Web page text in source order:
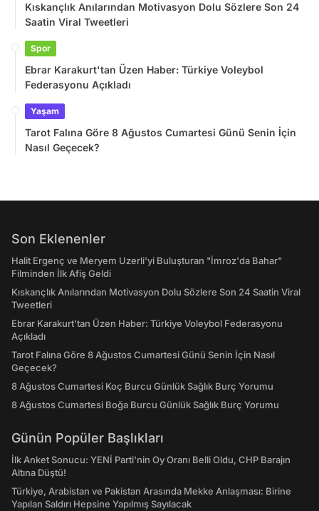
Kıskançlık Anılarından Motivasyon Dolu Sözlere Son 24
Saatin Viral Tweetleri
Spor
Ebrar Karakurt'tan Üzen Haber: Türkiye Voleybol
Federasyonu Açıkladı
Yaşam
Tarot Falına Göre 8 Ağustos Cumartesi Günü Senin İçin
Nasıl Geçecek?
Son Eklenenler
Halit Ergenç ve Meryem Uzerli'yi Buluşturan "İmroz'da Bahar"
Filminden İlk Afiş Geldi
Kıskançlık Anılarından Motivasyon Dolu Sözlere Son 24 Saatin Viral
Tweetleri
Ebrar Karakurt'tan Üzen Haber: Türkiye Voleybol Federasyonu
Açıkladı
Tarot Falına Göre 8 Ağustos Cumartesi Günü Senin İçin Nasıl
Geçecek?
8 Ağustos Cumartesi Koç Burcu Günlük Sağlık Burç Yorumu
8 Ağustos Cumartesi Boğa Burcu Günlük Sağlık Burç Yorumu
Günün Popüler Başlıkları
İlk Anket Sonucu: YENİ Parti'nin Oy Oranı Belli Oldu, CHP Barajın
Altına Düştü!
Türkiye, Arabistan ve Pakistan Arasında Mekke Anlaşması: Birine
Yapılan Saldırı Hepsine Yapılmış Sayılacak